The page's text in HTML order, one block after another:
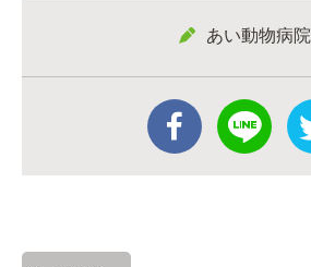
あい動物病院